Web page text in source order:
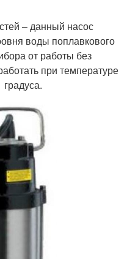
– данный насос
воды поплавкового
от работы без
при температуре